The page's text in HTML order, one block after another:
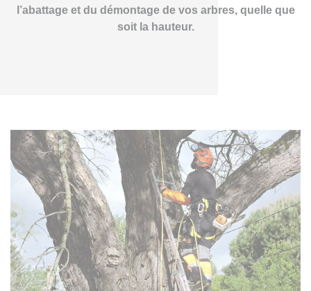
l’abattage et du démontage de vos arbres, quelle que
soit la hauteur.